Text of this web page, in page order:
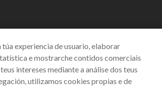
da web corporativa de R, que
servizos ou contidos dentro da Web
túa experiencia de usuario, elaborar
e mostrarche contidos comerciais
intereses mediante a análise dos teus
utilizamos cookies propias e de